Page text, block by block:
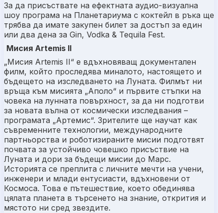
За да присъствате на ефектната аудио-визуална
шоу програма на Планетариума с коктейл в ръка ще
трябва да имате закупен билет за достъп за един
или два дена за Gin, Vodka & Tequila Fest.
Мисия Artemis II
„Мисия Artemis II“ е вдъхновяващ документален
филм, който проследява миналото, настоящето и
бъдещето на изследването на Луната. Филмът ни
връща към мисията „Аполо“ и първите стъпки на
човека на лунната повърхност, за да ни подготви
за новата вълна от космически изследвания –
програмата „Артемис“. Зрителите ще научат как
съвременните технологии, международните
партньорства и роботизираните мисии подготвят
почвата за устойчиво човешко присъствие на
Луната и дори за бъдещи мисии до Марс.
Историята се преплита с личните мечти на учени,
инженери и млади ентусиасти, вдъхновени от
Космоса. Това е пътешествие, което обединява
цялата планета в търсенето на знание, открития и
мястото ни сред звездите.